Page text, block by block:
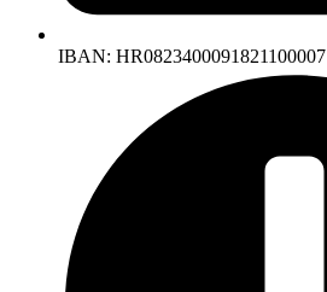
IBAN: HR0823400091821100007